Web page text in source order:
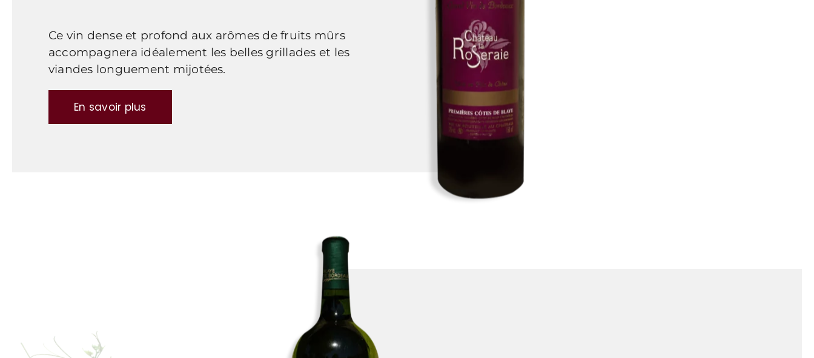
Ce vin dense et profond aux arômes de fruits mûrs
accompagnera idéalement les belles grillades et les
viandes longuement mijotées.
En savoir plus